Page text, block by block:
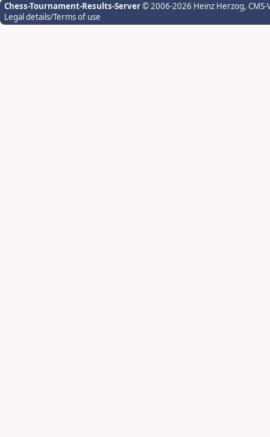
Chess-Tournament-Results-Server© 2006-2026 Heinz Herzog,
Legal details/Terms of use